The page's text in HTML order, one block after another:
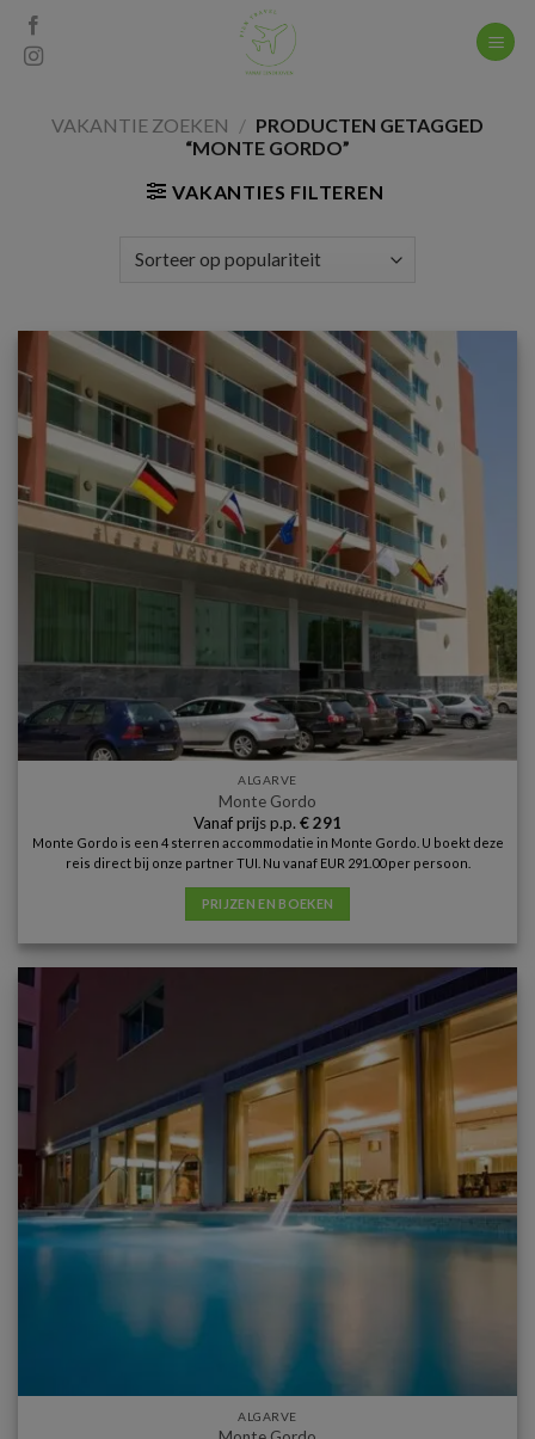
Skip
content
VAKANTIE ZOEKEN / PRODUCTEN GETAGGED
“MONTE GORDO”
VAKANTIES FILTEREN
ALGARVE
Monte Gordo
Vanaf prijs p.p. €291
Monte Gordo is een 4 sterren accommodatie in Monte Gordo. U boekt deze
reis direct bij onze partner TUI. Nu vanaf EUR 291.00 per persoon.
PRIJZEN EN BOEKEN
ALGARVE